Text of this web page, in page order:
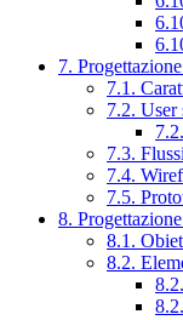
7.
7.1.
7.2. User
7.3.
7.4.
7.5.
8.
8.1.
8.2.